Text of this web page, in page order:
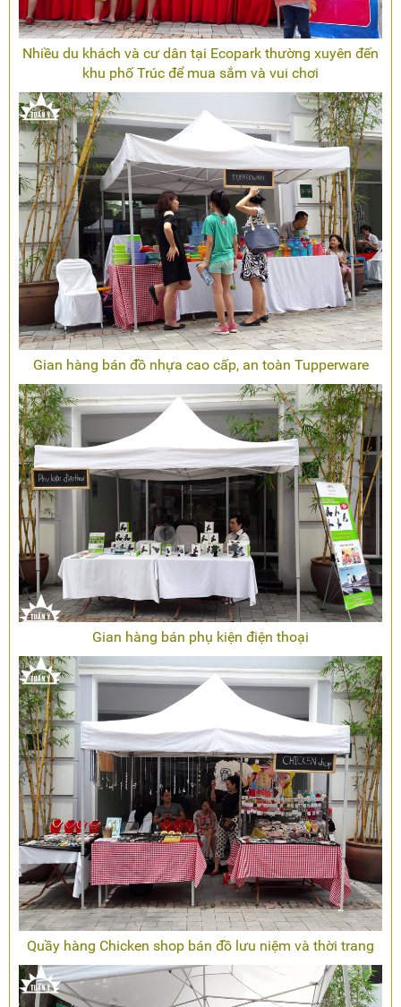
Nhiều du khách và cư dân tại Ecopark thường xuyên đến
khu phố Trúc để mua sắm và vui chơi
Gian hàng bán đồ nhựa cao cấp, an toàn Tupperware
Gian hàng bán phụ kiện điện thoại
Quầy hàng Chicken shop bán đồ lưu niệm và thời trang